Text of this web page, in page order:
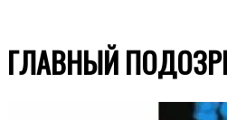
ГЛАВНЫЙ